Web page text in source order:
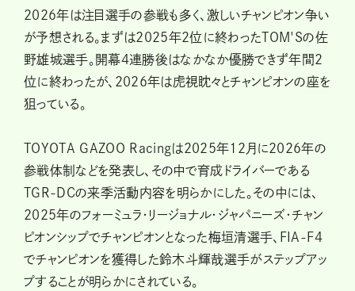
2026年は注目選手の参戦も多く、激しいチャンピオン争い
が予想される。まずは2025年2位に終わったTOM'Sの佐
野雄城選手。開幕4連勝後はなかなか優勝できず年間2
位に終わったが、2026年は虎視眈々とチャンピオンの座を
狙っている。
TOYOTA GAZOO Racingは2025年12月に2026年の
参戦体制などを発表し、その中で育成ドライバーである
TGR-DCの来季活動内容を明らかにした。その中には、
2025年のフォーミュラ・リージョナル・ジャパニーズ・チャン
ピオンシップでチャンピオンとなった梅垣清選手、FIA-F4
でチャンピオンを獲得した鈴木斗輝哉選手がステップアッ
プすることが明らかにされている。